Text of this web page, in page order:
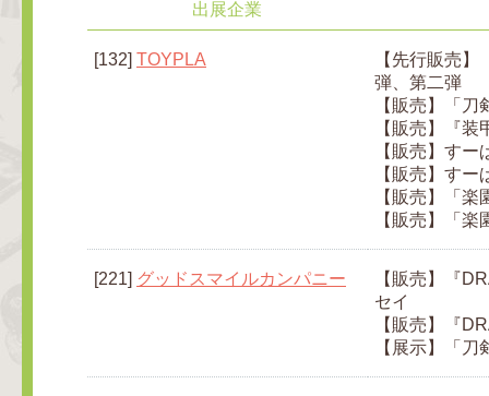
出展企業
[132] TOYPLA
【先行販売
弾、第二弾
【販売】「
【販売】『
【販売】す
【販売】す
【販売】「
【販売】「
[221] グッドスマイルカンパニー
【販売】『
セイ
【販売】『
【展示】「